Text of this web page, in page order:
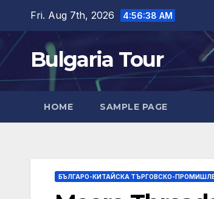
content
Fri. Aug 7th, 2026 4:56:40 AM
Bulgaria Tour
HOME SAMPLE PAGE
БЪЛГАРО-КИТАЙСКА ТЪРГОВСКО-